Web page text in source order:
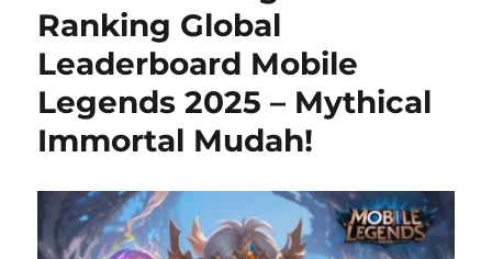
Ranking Global
Leaderboard Mobile
Legends 2025 – Mythical
Immortal Mudah!